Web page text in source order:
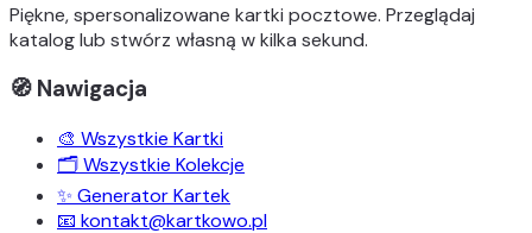
Piękne, spersonalizowane kartki pocztowe. Przeglądaj
katalog lub stwórz własną w kilka sekund.
🧭 Nawigacja
🎨 Wszystkie Kartki
🗂️ Wszystkie Kolekcje
✨ Generator Kartek
📧 kontakt@kartkowo.pl